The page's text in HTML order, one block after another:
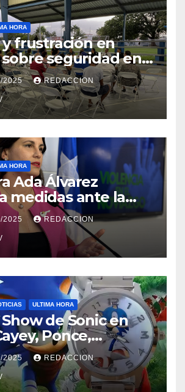
HORA
frustración en
seguridad en
Metropolitano
2025 REDACCION
HORA
Ada Álvarez
medidas ante la
en el noviazgo
2025 REDACCION
ULTIMA HORA
de Sonic en
Ponce,
y Humacao,
para el que
2025 REDACCION